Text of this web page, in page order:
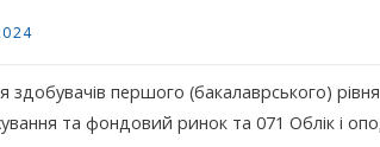
здобувачів першого (бакалаврського)
та фондовий ринок та 071 Облік і